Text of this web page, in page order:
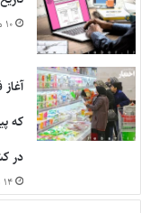
۱۰ مرداد ۱۴۰۵
که
در
۱۴ مرداد ۱۴۰۵